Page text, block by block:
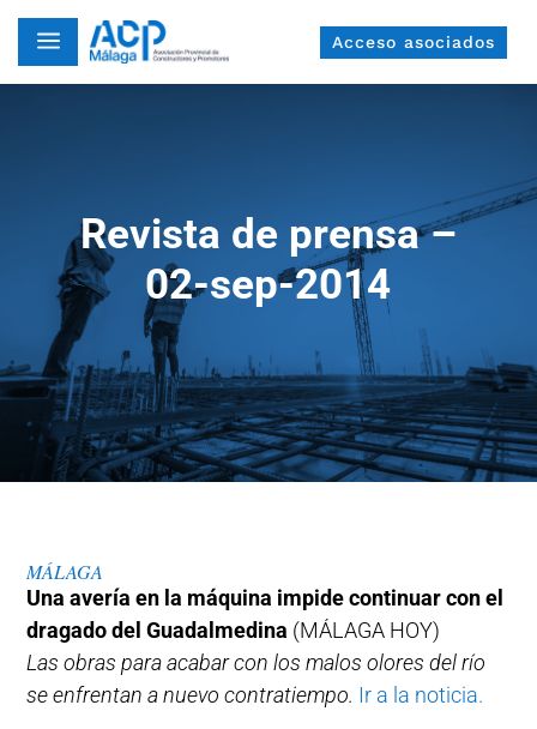
a Acceso asociados
Revista de prensa –
02-sep-2014
MÁLAGA
Una avería en la máquina impide continuar con el
dragado del Guadalmedina (MÁLAGA HOY)
Las obras para acabar con los malos olores del río
se enfrentan a nuevo contratiempo. Ir a la noticia.